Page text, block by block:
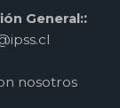
General::
nosotros